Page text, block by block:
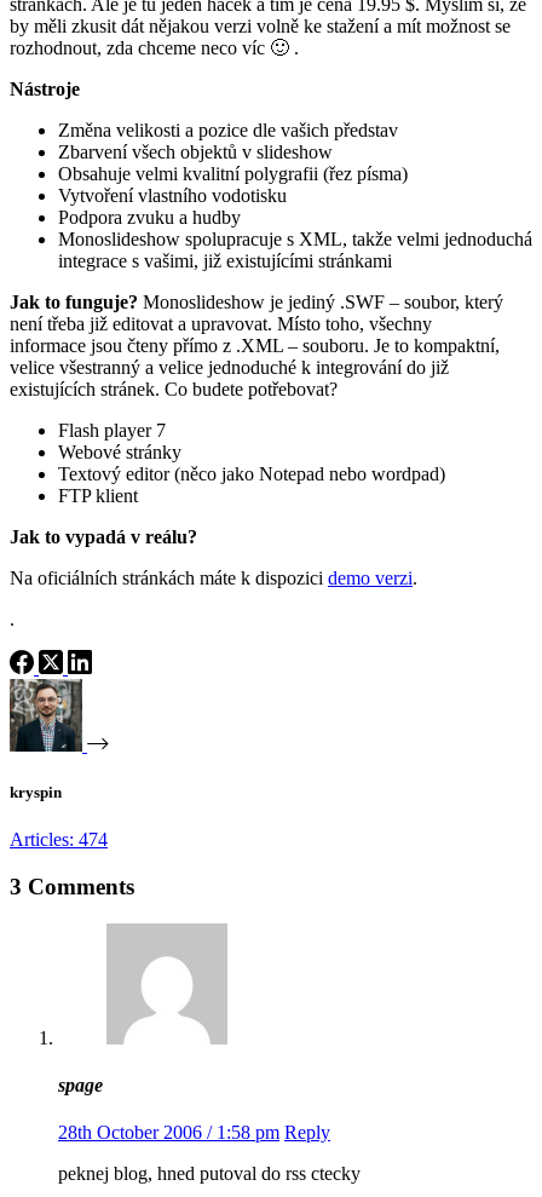
by měli zkusit dát nějakou verzi volně ke stažení a mít možnost se
rozhodnout, zda chceme neco víc 🙂 .
Nástroje
Změna velikosti a pozice dle vašich představ
Zbarvení všech objektů v slideshow
Obsahuje velmi kvalitní polygrafii (řez písma)
Vytvoření vlastního vodotisku
Podpora zvuku a hudby
Monoslideshow spolupracuje s XML, takže velmi jednoduchá
integrace s vašimi, již existujícími stránkami
Jak to funguje? Monoslideshow je jediný .SWF – soubor, který
není třeba již editovat a upravovat. Místo toho, všechny
informace jsou čteny přímo z .XML – souboru. Je to kompaktní,
velice všestranný a velice jednoduché k integrování do již
existujících stránek. Co budete potřebovat?
Flash player 7
Webové stránky
Textový editor (něco jako Notepad nebo wordpad)
FTP klient
Jak to vypadá v reálu?
Na oficiálních stránkách máte k dispozici demo verzi.
.
kryspin
Articles: 474
3 Comments
spage
28th October 2006 / 1:58 pm Reply
peknej blog, hned putoval do rss ctecky